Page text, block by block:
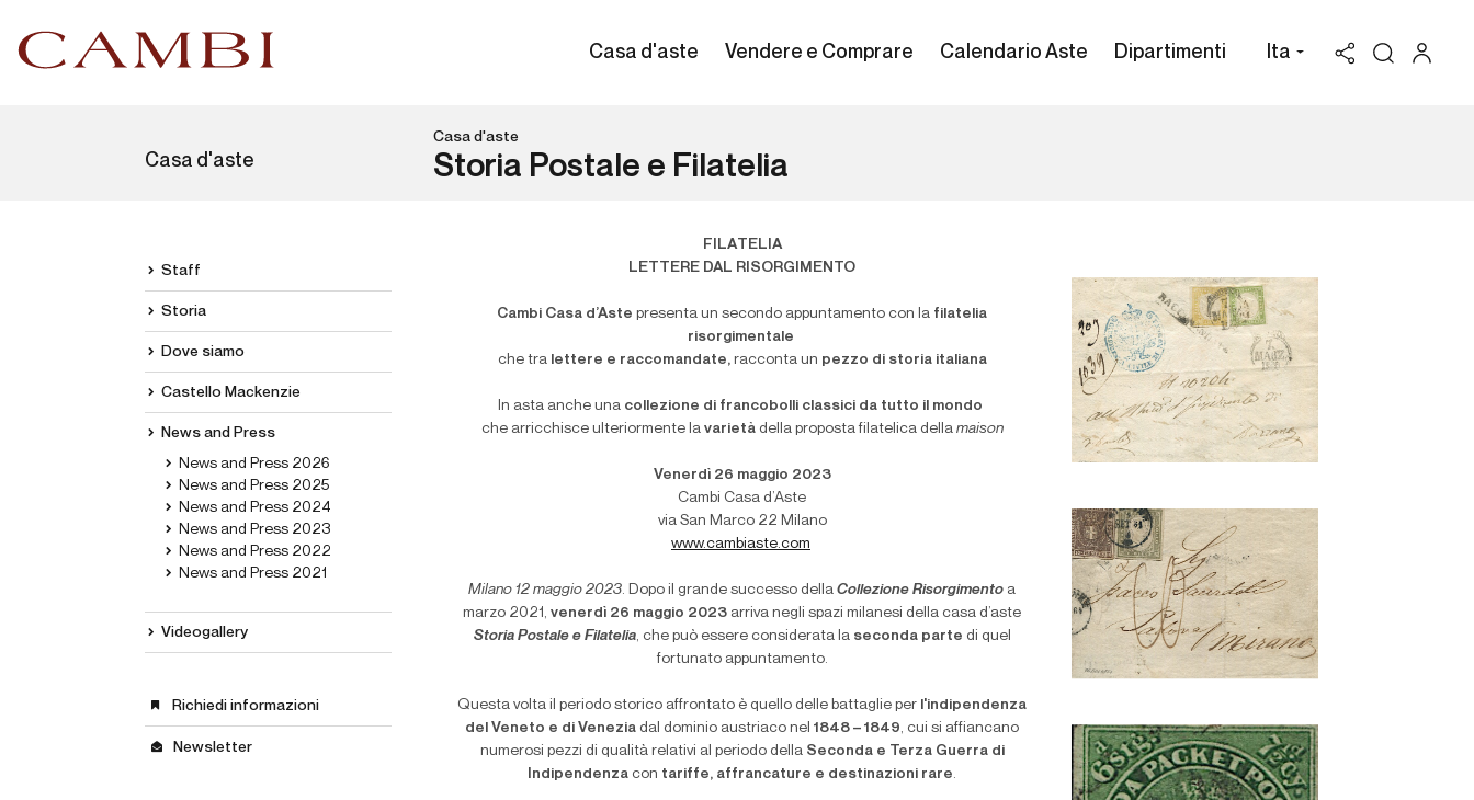
Casa d'aste Vendere e Comprare Calendario Aste Dipartimenti Ita
Casa d'aste
Casa d'aste
Storia Postale e Filatelia
Staff
Storia
Dove siamo
Castello Mackenzie
News and Press
News and Press 2026
News and Press 2025
News and Press 2024
News and Press 2023
News and Press 2022
News and Press 2021
Videogallery
Richiedi informazioni
Newsletter
FILATELIA
LETTERE DAL RISORGIMENTO
Cambi Casa d’Aste presenta un secondo appuntamento con la filatelia
risorgimentale
che tra lettere e raccomandate, racconta un pezzo di storia italiana
In asta anche una collezione di francobolli classici da tutto il mondo
che arricchisce ulteriormente la varietàdella proposta filatelica della maison
Venerdì 26 maggio 2023
Cambi Casa d’Aste
via San Marco 22 Milano
www.cambiaste.com
Milano 12 maggio 2023. Dopo il grande successo dellaCollezione Risorgimento a
marzo 2021,venerdì 26 maggio 2023 arriva negli spazi milanesi della casa d’aste
Storia Postale e Filatelia, che può essere considerata la seconda parte di quel
fortunato appuntamento.
Questa volta il periodo storico affrontato è quello delle battaglie per l'indipendenza
del Veneto e di Venezia dal dominio austriaco nel1848 – 1849, cui si affiancano
numerosi pezzi di qualità relativi al periodo della Seconda e Terza Guerra di
Indipendenza con tariffe, affrancature e destinazioni rare.